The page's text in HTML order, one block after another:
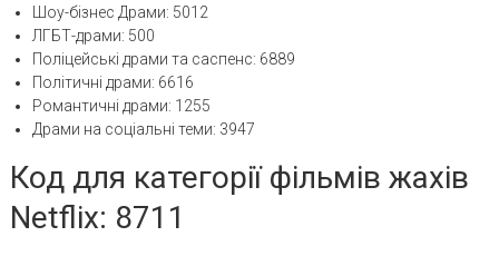
Шоу-бізнес Драми: 5012
ЛГБТ-драми: 500
Поліцейські драми та саспенс: 6889
Політичні драми: 6616
Романтичні драми: 1255
Драми на соціальні теми: 3947
Код для категорії фільмів жахів
Netflix: 8711